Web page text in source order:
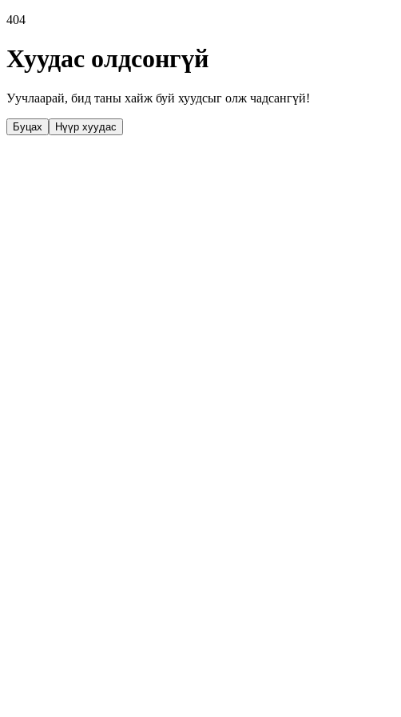
404
Хуудас олдсонгүй
Уучлаарай, бид таны хайж буй хуудсыг олж чадсангүй!
Буцах Нүүр хуудас